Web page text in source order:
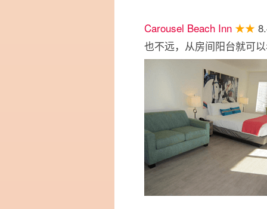
Carousel Beach Inn ★★
也不远，从房间阳台就可